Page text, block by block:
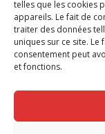
telles que les cookies
appareils. Le fait de
traiter des données
uniques sur ce site.
consentement peut
et fonctions.
Chèque
G-Pods
Profession